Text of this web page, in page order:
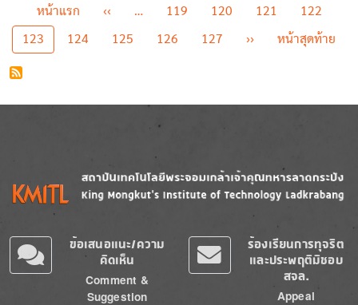
Pagination
หน้าแรกFirst page
‹‹Previous page
… 119 120 121 122
123 124 125 126 127 ››Next page
หน้าสุดท้าย
Image
ข้อเสนอแนะ/ความ
คิดเห็น
Comment &
Suggestion
ร้องเรียนการทุจริต
และประพฤติมิชอบ
สจล.
Appeal